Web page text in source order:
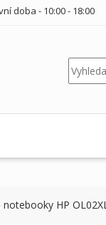
doba - 10:00 - 18:00
Hledat
HP OL02XL